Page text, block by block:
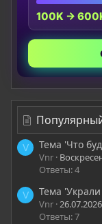
100K →
V Тема 'Что
Vnr
Ответы: 4
V Тема
Vnr 26.07.2026
Ответы: 7